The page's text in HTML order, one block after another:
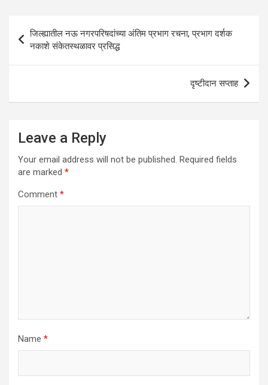
A
p
p
o
o
k
n
Post
navigation
जिल्ह्यातील नऊ नगरपरिषदांच्या अंतिम प्रभाग रचना, प्रभाग दर्शक
नकाशे संकेतस्थळावर प्रसिद्ध
दृष्टीदान सप्ताह
Leave a Reply
Your email address will not be published. Required fields
are marked *
Comment *
Name *